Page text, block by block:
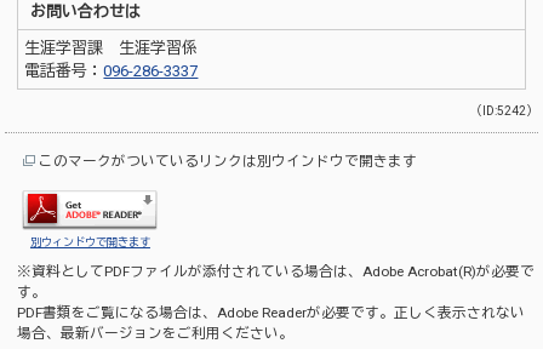
お問い合わせは
生涯学習課 生涯学習係
電話番号：096-286-3337
（ID:5242）
このマークがついているリンクは別ウインドウで開きます
別ウィンドウで開きます
※資料としてPDFファイルが添付されている場合は、Adobe Acrobat(R)が必要で
す。
PDF書類をご覧になる場合は、Adobe Readerが必要です。正しく表示されない
場合、最新バージョンをご利用ください。